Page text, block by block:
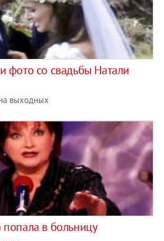
фото со свадьбы Натали
выходных
в больницу